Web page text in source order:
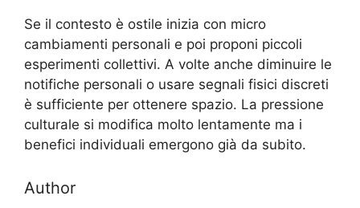
Se il contesto è ostile inizia con micro
cambiamenti personali e poi proponi piccoli
esperimenti collettivi. A volte anche diminuire le
notifiche personali o usare segnali fisici discreti
è sufficiente per ottenere spazio. La pressione
culturale si modifica molto lentamente ma i
benefici individuali emergono già da subito.
Author